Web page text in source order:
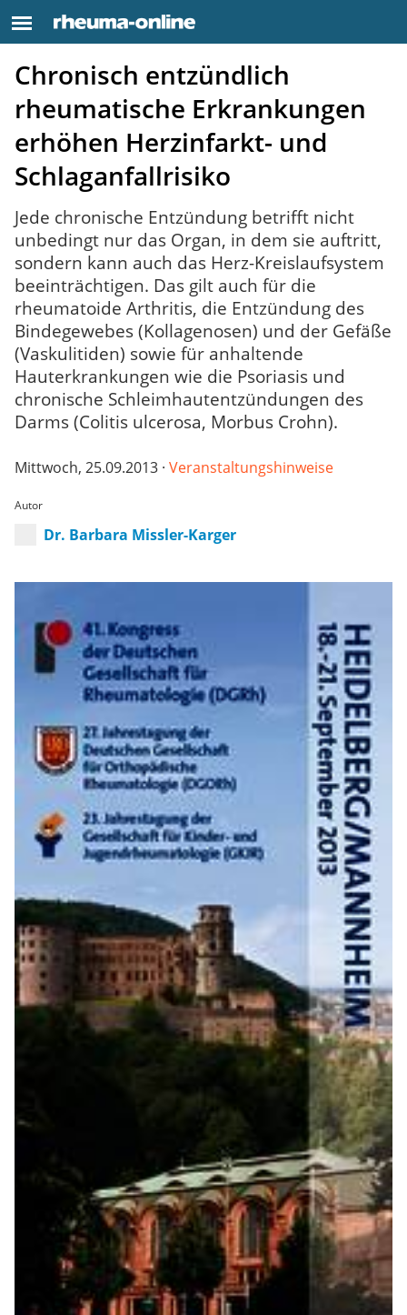
Chronisch entzündlich
rheumatische Erkrankungen
erhöhen Herzinfarkt- und
Schlaganfallrisiko
Jede chronische Entzündung betrifft nicht
unbedingt nur das Organ, in dem sie auftritt,
sondern kann auch das Herz-Kreislaufsystem
beeinträchtigen. Das gilt auch für die
rheumatoide Arthritis, die Entzündung des
Bindegewebes (Kollagenosen) und der Gefäße
(Vaskulitiden) sowie für anhaltende
Hauterkrankungen wie die Psoriasis und
chronische Schleimhautentzündungen des
Darms (Colitis ulcerosa, Morbus Crohn).
Mittwoch, 25.09.2013 · Veranstaltungshinweise
Autor
Dr. Barbara Missler-Karger